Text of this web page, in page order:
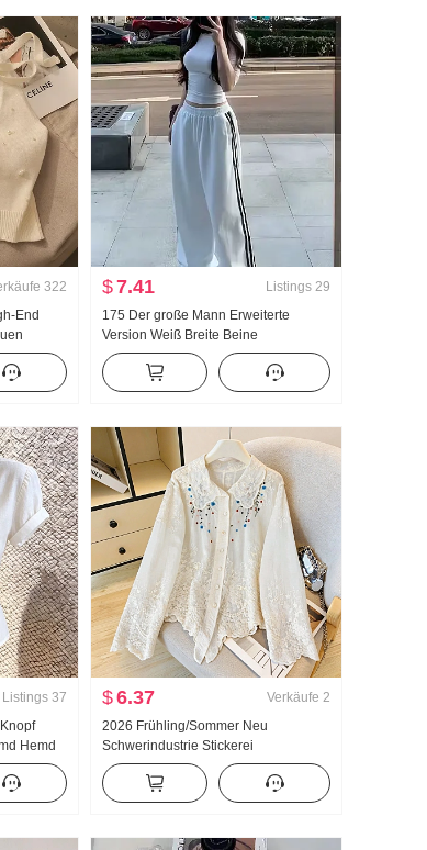
322
End
Spicy
$7.41 Listings 29
175 Der große Mann Erweiterte
Version Weiß Breite Beine
Jogginghose Damen Frühling/Herbst
Neu Vielseitig kombinierbar Gestreift
Freizeit Bodenlang Hose
Listings 37
Hemd
Top
$6.37 Verkäufe 2
2026 Frühling/Sommer Neu
Schwerindustrie Stickerei
Puppenkragen Hemd Frauen
Französischer Stil Retro
Sonnenschutz Strickjacke